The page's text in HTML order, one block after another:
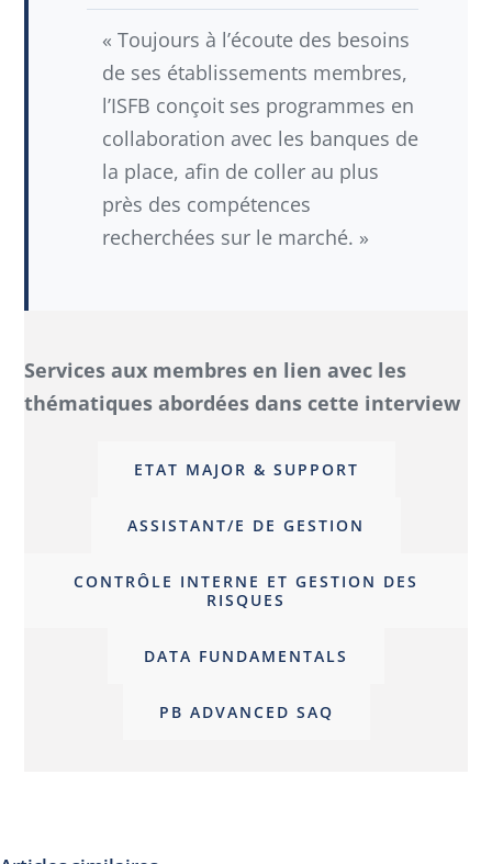
« Toujours à l’écoute des besoins
de ses établissements membres,
l’ISFB conçoit ses programmes en
collaboration avec les banques de
la place, afin de coller au plus
près des compétences
recherchées sur le marché. »
Services aux membres en lien avec les
thématiques abordées dans cette interview
ETAT MAJOR & SUPPORT
ASSISTANT/E DE GESTION
CONTRÔLE INTERNE ET GESTION DES
RISQUES
DATA FUNDAMENTALS
PB ADVANCED SAQ